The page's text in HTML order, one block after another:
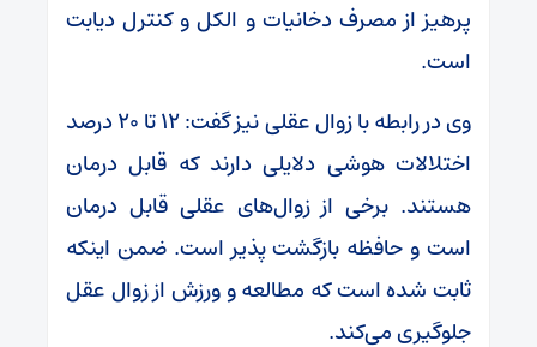
پرهیز از مصرف دخانیات و الکل و کنترل دیابت
است.
وی در رابطه با زوال عقلی نیز گفت: ۱۲ تا ۲۰ درصد
اختلالات هوشی دلایلی دارند که قابل درمان
هستند. برخی از زوال‌های عقلی قابل درمان
است و حافظه بازگشت پذیر است. ضمن اینکه
ثابت شده است که مطالعه و ورزش از زوال عقل
جلوگیری می‌کند.